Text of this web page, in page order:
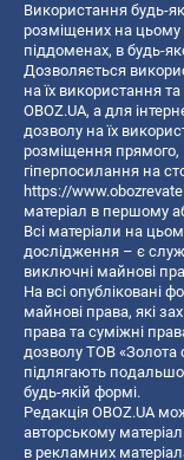
Використання будь-
розміщених на цьому
піддоменах, в будь-
Дозволяється
на їх використання
OBOZ.UA, а для
дозволу на їх
розміщення прямого,
гіперпосилання на
https://
матеріал в першому
Всі матеріали на
дослідження – є
виключні майнові
На всі опубліковані
майнові права, які
права та суміжні
дозволу ТОВ «Золота
підлягають
будь-якій формі.
Редакція OBOZ.UA
авторському
в рекламних